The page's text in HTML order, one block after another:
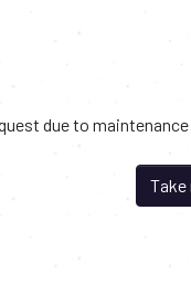
due to
Take